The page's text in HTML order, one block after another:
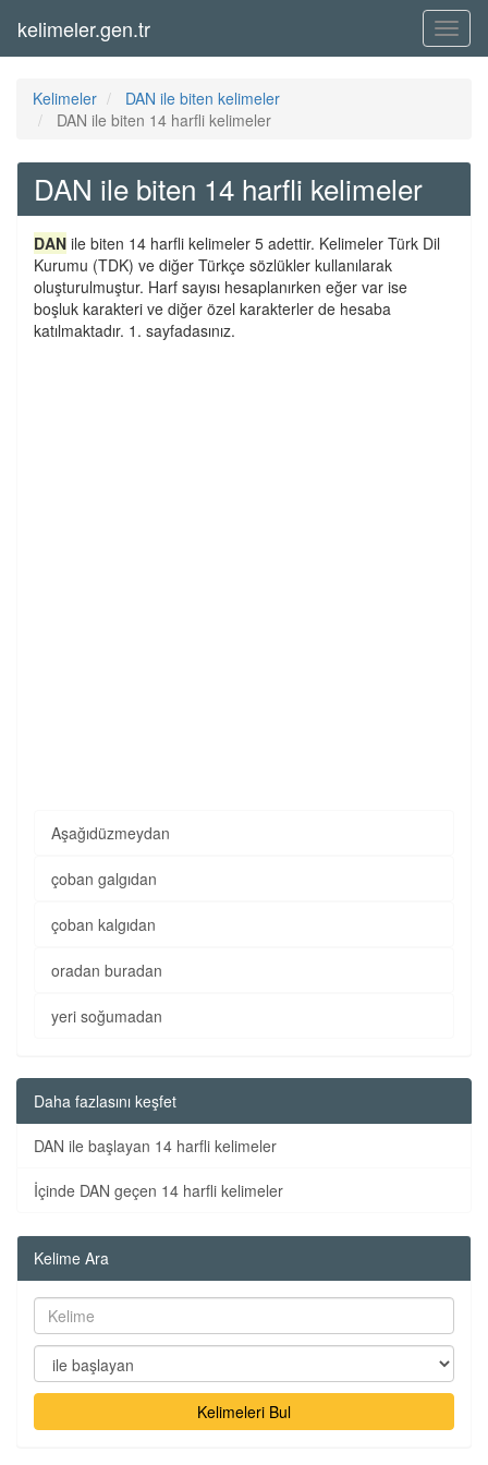
Menü
kelimeler.gen.tr
Kelimeler
DAN ile biten kelimeler
DAN ile biten 14 harfli kelimeler
DAN ile biten 14 harfli kelimeler
DAN ile biten 14 harfli kelimeler 5 adettir. Kelimeler Türk Dil
Kurumu (TDK) ve diğer Türkçe sözlükler kullanılarak
oluşturulmuştur. Harf sayısı hesaplanırken eğer var ise
boşluk karakteri ve diğer özel karakterler de hesaba
katılmaktadır. 1. sayfadasınız.
Aşağıdüzmeydan
çoban galgıdan
çoban kalgıdan
oradan buradan
yeri soğumadan
Daha fazlasını keşfet
DAN ile başlayan 14 harfli kelimeler
İçinde DAN geçen 14 harfli kelimeler
Kelime Ara
Kelimeleri Bul